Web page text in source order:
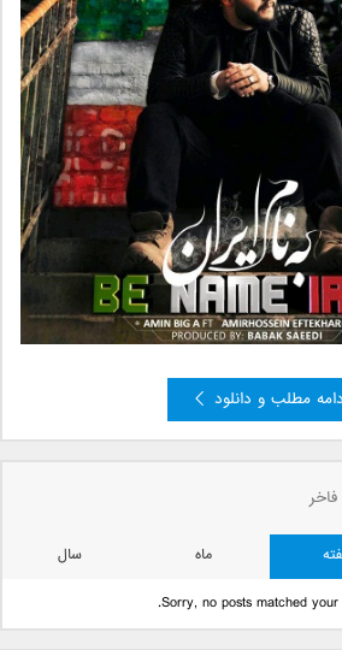
مطلب و دانلود
ماه
سال
Sorry, no posts matched your